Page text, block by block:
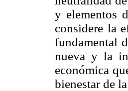
y elementos
considere la
fundamental
nueva y la
económica
bienestar de